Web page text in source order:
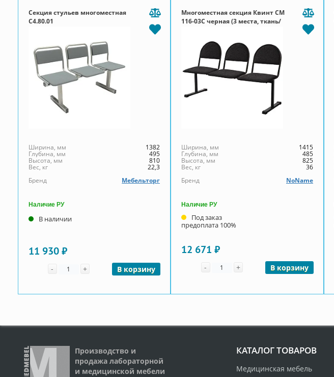
Секция стульев многоместная
С4.80.01
Ширина, мм 1382
Глубина, мм 495
Высота, мм 810
Вес, кг
22,3
Бренд
Мебельторг
Наличие РУ
В наличии
11 930 ₽
- Количество
+ В корзину
Многоместная секция Квинт СМ
116-03C черная (3 места, ткань/
Ширина, мм 1415
Глубина, мм 485
Высота, мм 825
Вес, кг
36
Бренд
NoName
Наличие РУ
Под заказ
предоплата 100%
12 671 ₽
- Количество
+ В корзину
Производство и
продажа лабораторной
и медицинской мебели
КАТАЛОГ ТОВАРОВ
Медицинская мебель